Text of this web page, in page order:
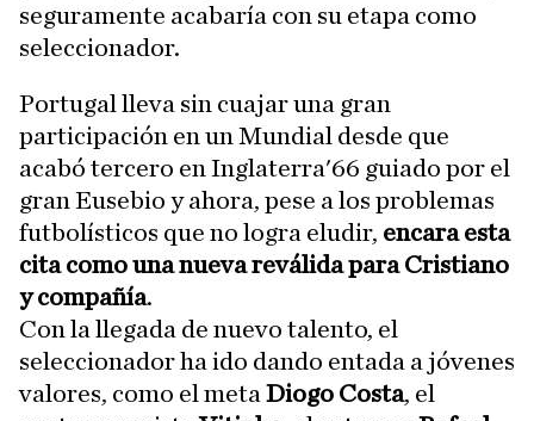
seguramente acabaría con su etapa como
seleccionador.
Portugal lleva sin cuajar una gran
participación en un Mundial desde que
acabó tercero en Inglaterra'66 guiado por el
gran Eusebio y ahora, pese a los problemas
futbolísticos que no logra eludir, encara esta
cita como una nueva reválida para Cristiano
y compañía.
Con la llegada de nuevo talento, el
seleccionador ha ido dando entada a jóvenes
valores, como el meta Diogo Costa, el